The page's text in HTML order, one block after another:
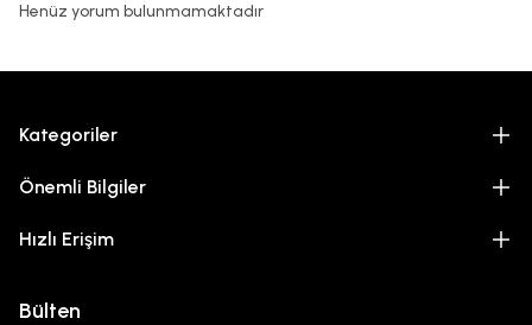
Henüz yorum bulunmamaktadır
Kategoriler
Önemli Bilgiler
Hızlı Erişim
Bülten